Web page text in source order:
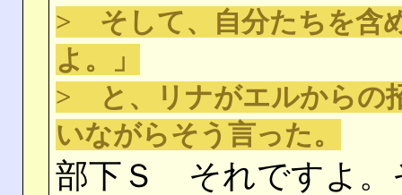
> そして、自分たちを含
よ。」
> と、リナがエルからの
いながらそう言った。
部下Ｓ それですよ。